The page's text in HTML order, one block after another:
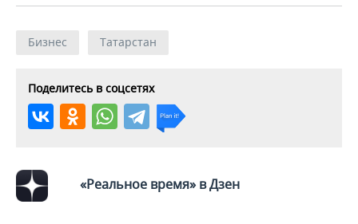
ОТКРЫТАЯ ЛЕКЦИЯ
БАСКЕТБОЛ
ВОЛЕЙБОЛ
ФИГУРНОЕ КАТАНИЕ
ХОККЕЙ С МЯЧОМ
ИНФРАСТРУКТУРА
ИСТОРИЯ
МЕДИЦИНА
ПРОИСШЕСТВИЯ
СПРАВОЧНИК
СПИСОК ПЕРСОН
ПОЛНАЯ ВЕРСИЯ
Бизнес Татарстан
Поделитесь в соцсетях
«Реальное время» в Дзен